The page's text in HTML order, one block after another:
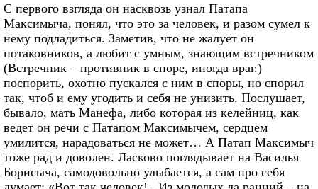
С первого взгляда он насквозь узнал Патапа
Максимыча, понял, что это за человек, и разом сумел к
нему подладиться. Заметив, что не жалует он
потаковников, а любит с умным, знающим встречником
(Встречник – противник в споре, иногда враг.)
поспорить, охотно пускался с ним в споры, но спорил
так, чтоб и ему угодить и себя не унизить. Послушает,
бывало, мать Манефа, либо которая из келейниц, как
ведет он речи с Патапом Максимычем, сердцем
умилится, нарадоваться не может… А Патап Максимыч
тоже рад и доволен. Ласково поглядывает на Василья
Борисыча, самодовольно улыбается, а сам про себя